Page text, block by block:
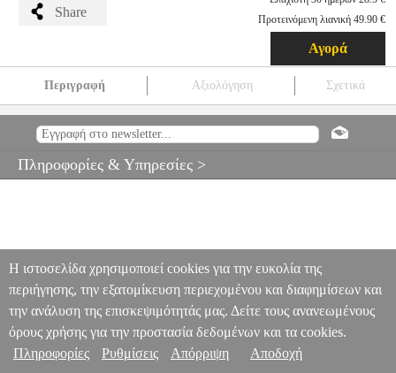
Share
Προτεινόμενη λιανική 49.90 €
Αγορά
Περιγραφή Αξιολόγηση Σχετικά
PER.251961 TRUST TRUST ΒΑΣΕΙΣ NOTEBOOK
TRUST
28.50
Πληροφορίες & Υπηρεσίες >
Η ιστοσελίδα χρησιμοποιεί cookies για την ευκολία της
περιήγησης, την εξατομίκευση περιεχομένου και διαφημίσεων και
την ανάλυση της επισκεψιμότητάς μας. Δείτε τους ανανεωμένους
όρους χρήσης για την προστασία δεδομένων και τα cookies.
Πληροφορίες
Ρυθμίσεις Απόρριψη Αποδοχή